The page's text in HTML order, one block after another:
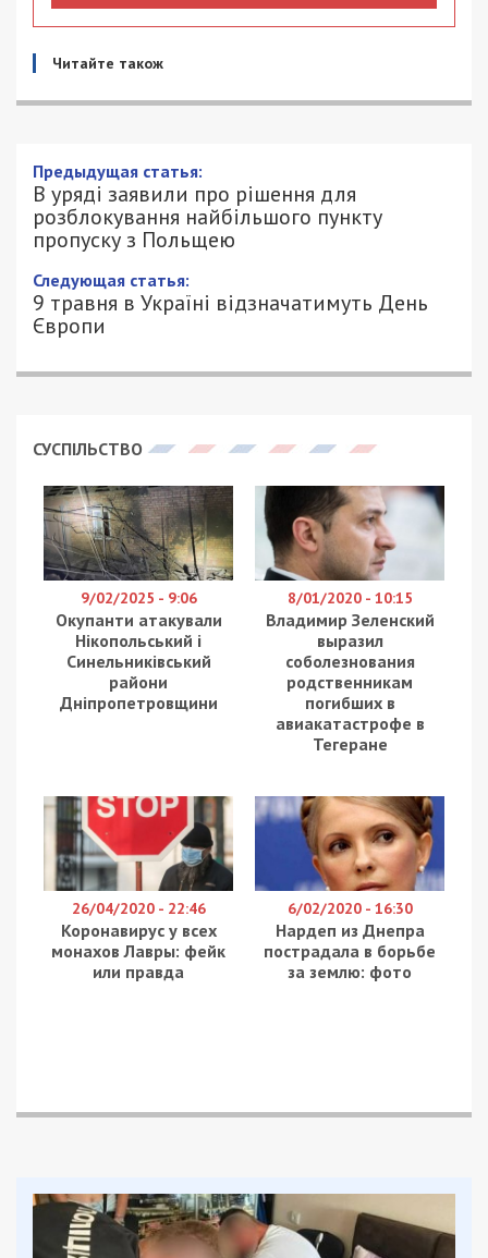
Читайте також
В уряді заявили про рішення для
розблокування найбільшого пункту
пропуску з Польщею
8/05/2023 - 10:35
ПЕТРО ЩУКІН - СПЕЦИАЛЬНО ДЛЯ
49000.COM.UA
958
Міністерство розвитку громад, територій та
інфраструктури повідомило про віднайдення
рішення для розблокування пункту “Ягодин-
Дорогуськ”.
повідомилона своїй
Міністерство ухвалило рішення тимчасово
призупинити вимогу щодо наявності дозволів
для польських перевізників, які здійснюють
перевезення до України з будь-якої країни
Європейського Союзу.
Це рішення покликане вирішити ситуацію із
блокуванням пункту пропуску “Ягодин-Дорогуськ”
з боку польських перевізників і задовольнити
підпадають під Угоду між Україною та ЄС про
Наразі ми надіслали лист до Єврокомісії щодо
надання роз’ясненням та на цей час
призупиняємо накладення штрафів.